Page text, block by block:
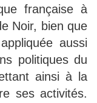
française à
Noir, bien que
aussi
politiques du
ainsi à la
ses activités.